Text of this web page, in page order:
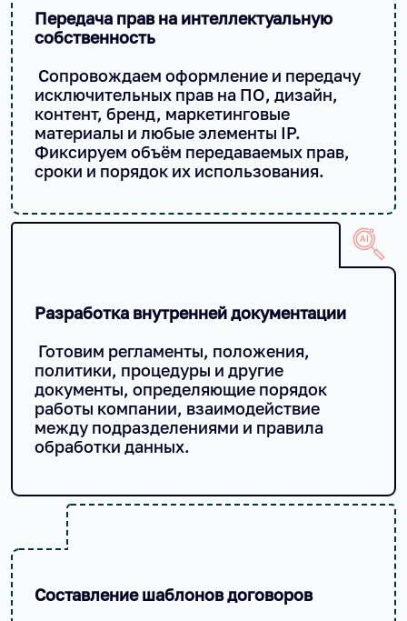
Передача прав на интеллектуальную
собственность
Сопровождаем оформление и передачу
исключительных прав на ПО, дизайн,
контент, бренд, маркетинговые
материалы и любые элементы IP.
Фиксируем объём передаваемых прав,
сроки и порядок их использования.
Разработка внутренней документации
Готовим регламенты, положения,
политики, процедуры и другие
документы, определяющие порядок
работы компании, взаимодействие
между подразделениями и правила
обработки данных.
Составление шаблонов договоров